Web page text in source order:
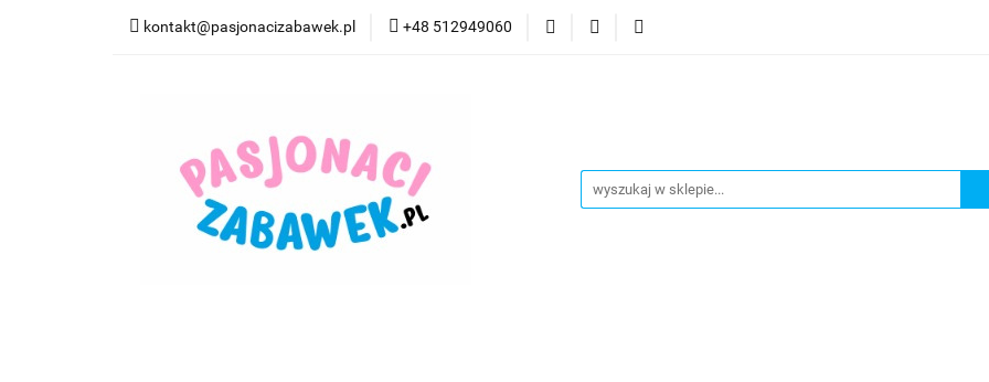
kontakt@pasjonacizabawek.pl +48 512949060
Kategorie Promocje CzuCzu